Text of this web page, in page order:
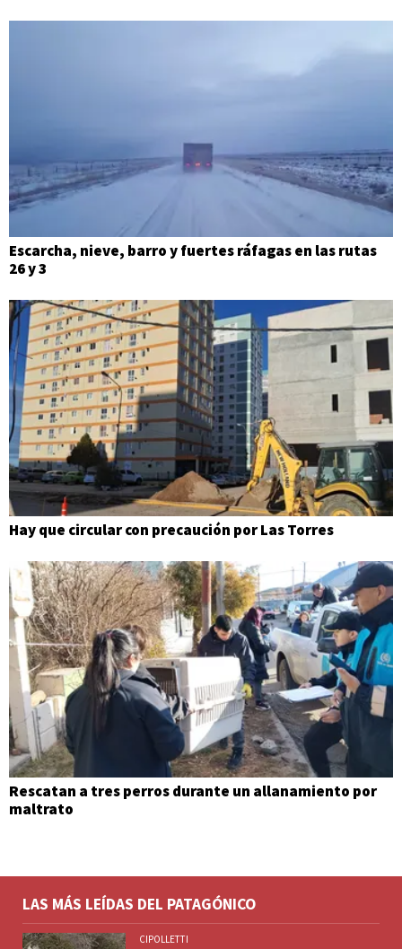
Escarcha, nieve, barro y fuertes ráfagas en las rutas
26 y 3
Hay que circular con precaución por Las Torres
Rescatan a tres perros durante un allanamiento por
maltrato
LAS MÁS LEÍDAS DEL PATAGÓNICO
CIPOLLETTI